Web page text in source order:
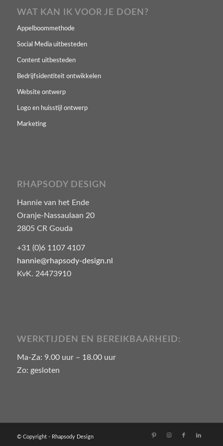
WAT KAN IK VOOR JE DOEN?
Appelboommethode
Social Media uitbesteden
Content uitbesteden
Bedrijfsidentiteit ontwikkelen
Website ontwerp
Logo en huisstijl ontwerp
Marketing
RHAPSODY DESIGN
Hannie van het Ende
Oranje-Nassaulaan 20
2805 CR Gouda
+31 (0)6 1107 4107
hannie@rhapsody-design.nl
KvK. 24473910
WERKTIJDEN EN BEREIKBAARHEID:
Ma-Za: 9.00 uur – 18.00 uur
Zo: gesloten
© Copyright - Rhapsody Design